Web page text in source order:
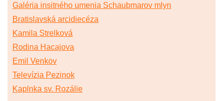
Galéria insitného umenia Schaubmarov mlyn
Bratislavská arcidiecéza
Kamila Strelková
Rodina Hacajova
Emil Venkov
Televízia Pezinok
Kaplnka sv. Rozálie